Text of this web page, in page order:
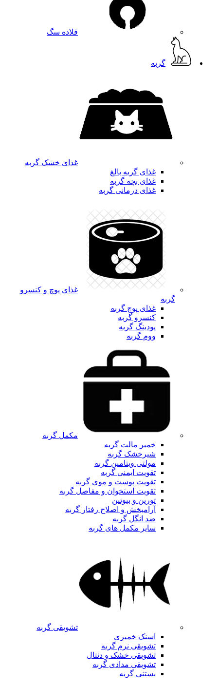
قلاده سگ
گربه
غذای خشک گربه
غذای گربه بالغ
غذای بچه گربه
غذای درمانی گربه
غذای پوچ و کنسرو
گربه
غذای پوچ گربه
کنسرو گربه
پودینگ گربه
ووم گربه
مکمل گربه
خمیر مالت گربه
شیرخشک گربه
مولتی ویتامین گربه
تقویت ایمنی گربه
تقویت پوست و موی گربه
تقویت استخوان و مفاصل گربه
تورین و بیوتین
آرامبخش و اصلاح رفتار گربه
ضد انگل گربه
سایر مکمل های گربه
تشویقی گربه
اسنک خمیری
تشویقی نرم گربه
تشویقی خشک و دنتال
تشویقی مدادی گربه
بستنی گربه